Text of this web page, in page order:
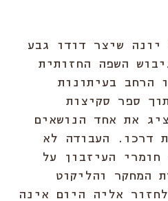
יונה שיצר דודו גבע
גיבוש השפה החזותית
הרחב בעיתונות
ספר סקיצות
את אחד הנושאים
דרכו. העבודה לא
העיזבון על
המחקר והליקוט
אליה היום אינה